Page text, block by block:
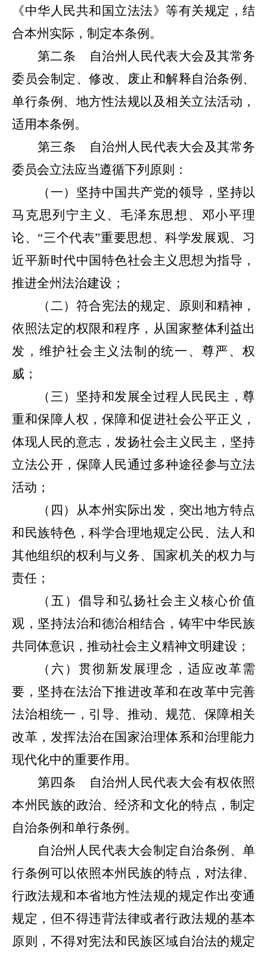
《中华人民共和国立法法》等有关规定，结
合本州实际，制定本条例。
第二条
自治州人民代表大会及其常务
委员会制定、修改、废止和解释自治条例、
单行条例、地方性法规以及相关立法活动，
适用本条例。
第三条
自治州人民代表大会及其常务
委员会立法应当遵循下列原则：
（一）
坚持中国共产党的领导，坚持以
马克思列宁主义、毛泽东思想、邓小平理
论、“三个代表”重要思想、科学发展观、习
近平新时代中国特色社会主义思想为指导，
推进全州法治建设；
（二）符合宪法的规定、原则和精神，
依照法定的权限和程序，从国家整体利益出
发，维护社会主义法制的统一、尊严、权
威；
（三）坚持和发展全过程人民民主，尊
重和保障人权，保障和促进社会公平正义，
体现人民的意志，发扬社会主义民主，坚持
立法公开，保障人民通过多种途径参与立法
活动；
（四）从本州实际出发 ，突出地方特点
和民族特色， 科学合理地规定公民、法人和
其他组织的权利与义务、国家机关的权力与
责任；
（五）倡导和弘扬社会主义核心价值
观，坚持法治和德治相结合，铸牢中华民族
共同体意识，推动社会主义精神文明建设；
（六）贯彻新发展理念，适应改革需
要，坚持在法治下推进改革和在改革中完善
法治相统一，引导、推动、规范、保障相关
改革，发挥法治在国家治理体系和治理能力
现代化中的重要作用。
第四条
自治州人民代表大会有权依照
本州民族的政治、经济和文化的特点，制定
自治条例和单行条例。
自治州人民代表大会制定自治条例、单
行条例可以依照本州民族的特点，对法律、
行政法规和本省地方性法规的规定作出变通
规定，但不得违背法律或者行政法规的基本
原则，不得对宪法和民族区域自治法的规定